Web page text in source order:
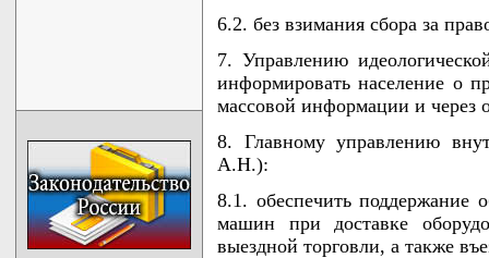
6.2. без взимания сбора за
7. Управлению
информировать население о
массовой информации и
8. Главному управлению
А.Н.):
8.1. обеспечить поддержание
машин при доставке
выездной торговли, а также